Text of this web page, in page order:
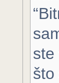
ste
što